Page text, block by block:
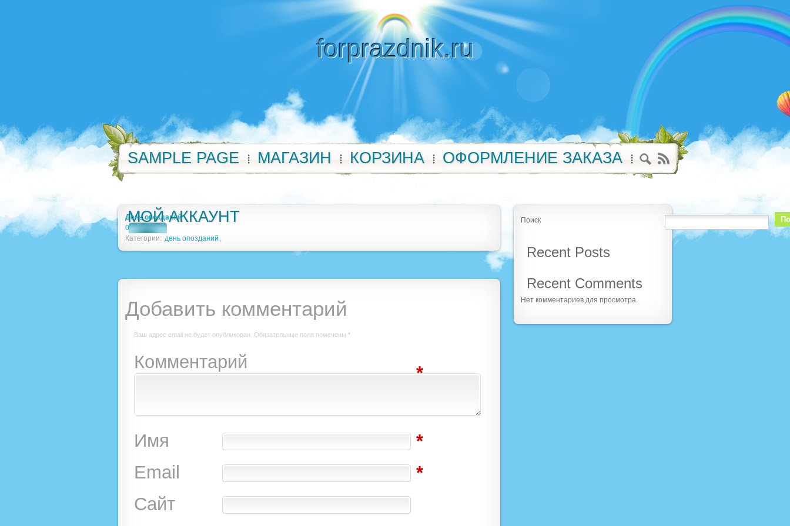
forprazdnik.ru
SAMPLE PAGE МАГАЗИН КОРЗИНА ОФОРМЛЕНИЕ ЗАКАЗА
МОЙ АККАУНТ
День опозданий
0
Категории: день опозданий ,
Добавить комментарий
Ваш адрес email не будет опубликован. Обязательные поля помечены *
Комментарий
*
Имя
*
Email
*
Сайт
Поиск
Recent Posts
Recent Comments
Нет комментариев для просмотра.